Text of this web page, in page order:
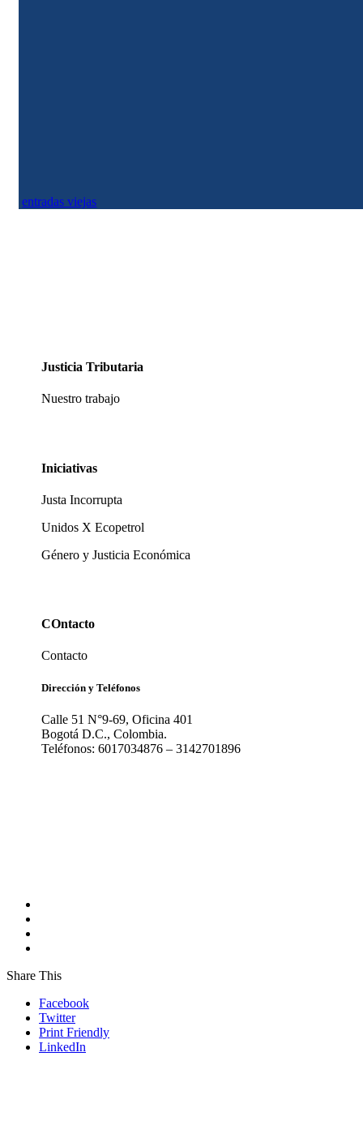
entradas viejas
Justicia Tributaria
Nuestro trabajo
Iniciativas
Justa Incorrupta
Unidos X Ecopetrol
Género y Justicia Económica
COntacto
Contacto
Dirección y Teléfonos
Calle 51 N°9-69, Oficina 401
Bogotá D.C., Colombia.
Teléfonos: 6017034876 – 3142701896
Share This
Facebook
Twitter
Print Friendly
LinkedIn